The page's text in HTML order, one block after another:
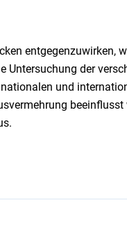
entgegenzuwirken,
Untersuchung der
und